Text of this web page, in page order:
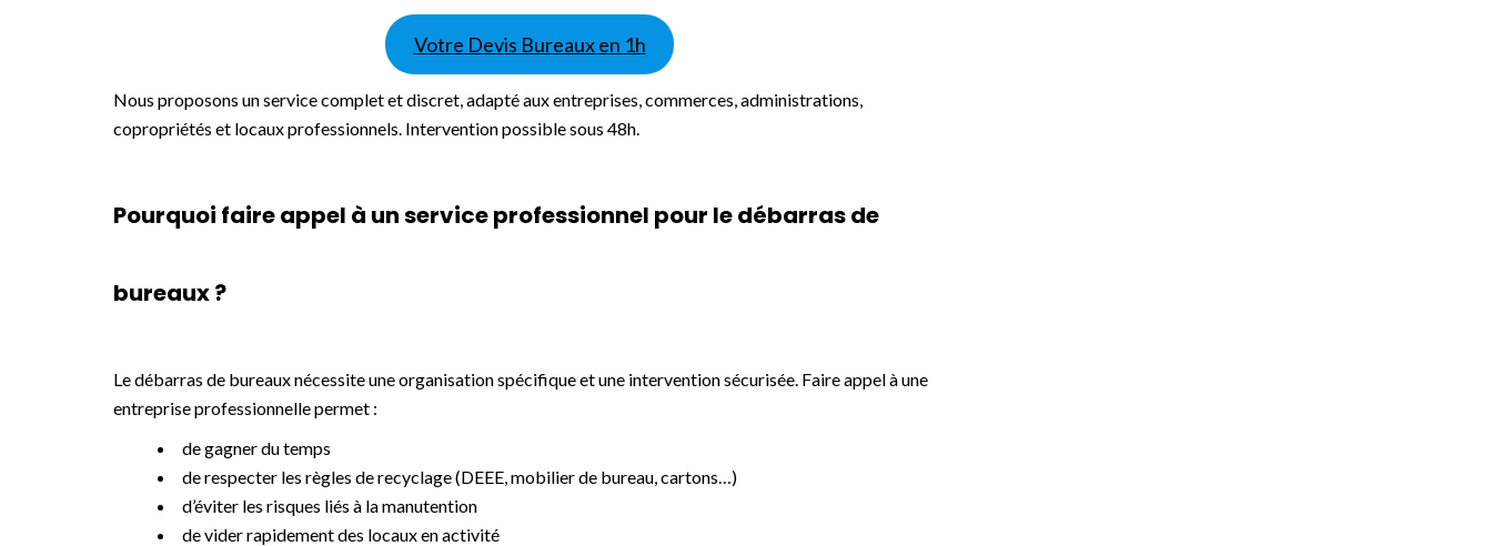
Votre Devis Bureaux en 1h
Nous proposons un service complet et discret, adapté aux entreprises, commerces, administrations,
copropriétés et locaux professionnels. Intervention possible sous 48h.
Pourquoi faire appel à un service professionnel pour le débarras de
bureaux ?
Le débarras de bureaux nécessite une organisation spécifique et une intervention sécurisée. Faire appel à une
entreprise professionnelle permet :
de gagner du temps
de respecter les règles de recyclage (DEEE, mobilier de bureau, cartons…)
d’éviter les risques liés à la manutention
de vider rapidement des locaux en activité